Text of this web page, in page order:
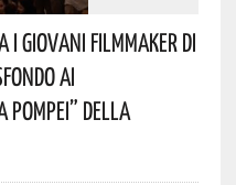
Giovani Filmmaker Di
Ai
Della